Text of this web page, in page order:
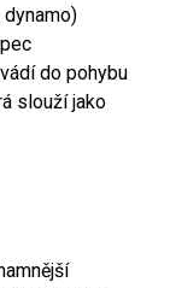
do pohybu
slouží jako